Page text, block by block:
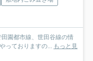
園都市線、世田谷線の情
っておりますの... もっと見